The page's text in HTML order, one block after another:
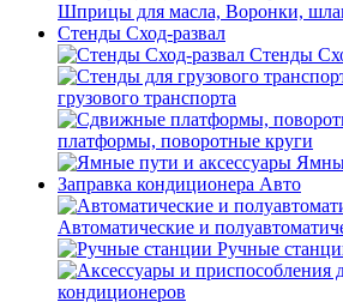
Шприцы для масла, Воронки,
Стенды Сход-развал
Стенды
грузового транспорта
платформы, поворотные круги
Заправка кондиционера Авто
Автоматические и
Ручные